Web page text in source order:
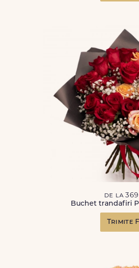
de la 369
Buchet trandafiri
Trimite